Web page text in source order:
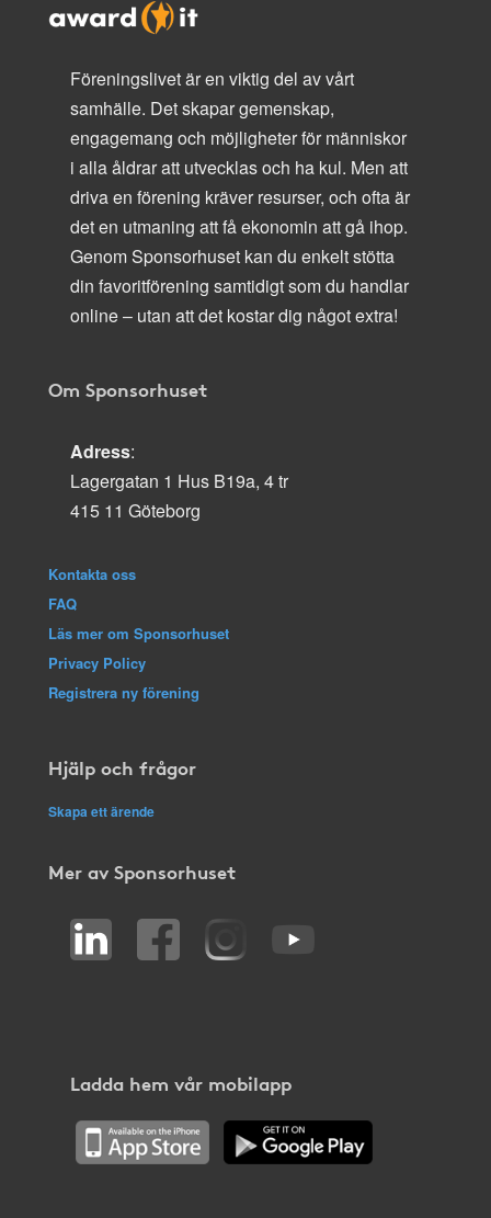
Föreningslivet är en viktig del av vårt
samhälle. Det skapar gemenskap,
engagemang och möjligheter för människor
i alla åldrar att utvecklas och ha kul. Men att
driva en förening kräver resurser, och ofta är
det en utmaning att få ekonomin att gå ihop.
Genom Sponsorhuset kan du enkelt stötta
din favoritförening samtidigt som du handlar
online – utan att det kostar dig något extra!
Om Sponsorhuset
Adress:
Lagergatan 1 Hus B19a, 4 tr
415 11 Göteborg
Kontakta oss
FAQ
Läs mer om Sponsorhuset
Privacy Policy
Registrera ny förening
Hjälp och frågor
Skapa ett ärende
Mer av Sponsorhuset
Ladda hem vår mobilapp